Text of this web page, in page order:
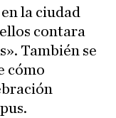
la ciudad
contara
También se
cómo